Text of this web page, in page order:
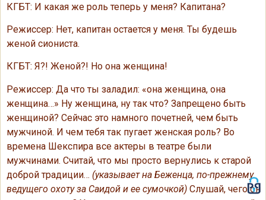
КГБТ: И какая же роль теперь у меня? Капитана?
Режиссер: Нет, капитан остается у меня. Ты будешь
женой сиониста.
КГБТ: Я?! Женой?! Но она женщина!
Режиссер: Да что ты заладил: «она женщина, она
женщина…» Ну женщина, ну так что? Запрещено быть
женщиной? Сейчас это намного почетней, чем быть
мужчиной. И чем тебя так пугает женская роль? Во
времена Шекспира все актеры в театре были
мужчинами. Считай, что мы просто вернулись к старой
доброй традиции… (указывает на Беженца, по-прежнему
ведущего охоту за Саидой и ее сумочкой) Слушай, чего он